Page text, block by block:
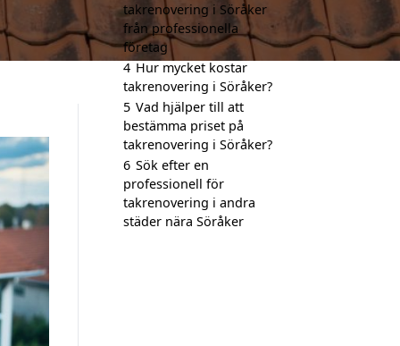
takrenovering i Söråker
från professionella
företag
4 Hur mycket kostar
takrenovering i Söråker?
5 Vad hjälper till att
bestämma priset på
takrenovering i Söråker?
6 Sök efter en
professionell för
takrenovering i andra
städer nära Söråker